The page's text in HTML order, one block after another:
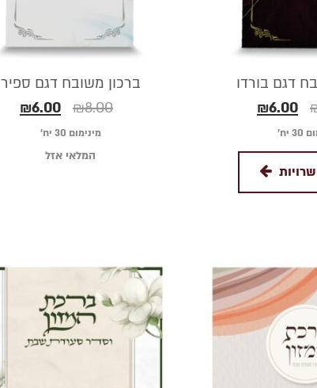
דגם בורדו
₪6.00
יח׳
ברכון משובח דגם ספיר
₪8.00
₪6.00
מינימום 30 יח׳
המלאי אזל